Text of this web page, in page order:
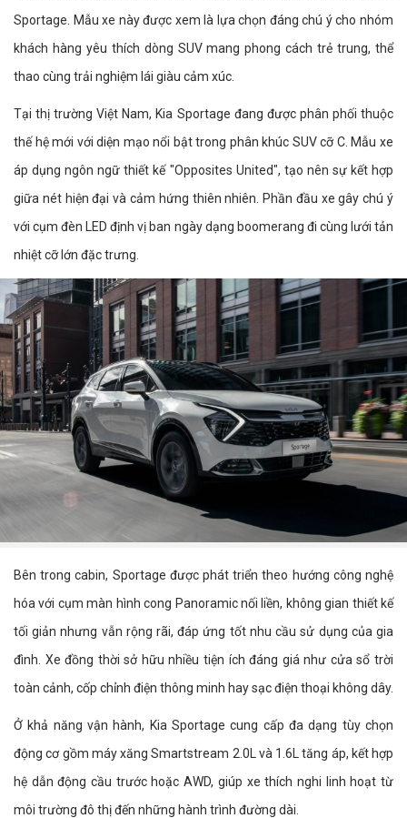
Sportage. Mẫu xe này được xem là lựa chọn đáng chú ý cho nhóm
khách hàng yêu thích dòng SUV mang phong cách trẻ trung, thể
thao cùng trải nghiệm lái giàu cảm xúc.
Tại thị trường Việt Nam, Kia Sportage đang được phân phối thuộc
thế hệ mới với diện mạo nổi bật trong phân khúc SUV cỡ C. Mẫu xe
áp dụng ngôn ngữ thiết kế "Opposites United", tạo nên sự kết hợp
giữa nét hiện đại và cảm hứng thiên nhiên. Phần đầu xe gây chú ý
với cụm đèn LED định vị ban ngày dạng boomerang đi cùng lưới tản
nhiệt cỡ lớn đặc trưng.
Bên trong cabin, Sportage được phát triển theo hướng công nghệ
hóa với cụm màn hình cong Panoramic nối liền, không gian thiết kế
tối giản nhưng vẫn rộng rãi, đáp ứng tốt nhu cầu sử dụng của gia
đình. Xe đồng thời sở hữu nhiều tiện ích đáng giá như cửa sổ trời
toàn cảnh, cốp chỉnh điện thông minh hay sạc điện thoại không dây.
Ở khả năng vận hành, Kia Sportage cung cấp đa dạng tùy chọn
động cơ gồm máy xăng Smartstream 2.0L và 1.6L tăng áp, kết hợp
hệ dẫn động cầu trước hoặc AWD, giúp xe thích nghi linh hoạt từ
môi trường đô thị đến những hành trình đường dài.